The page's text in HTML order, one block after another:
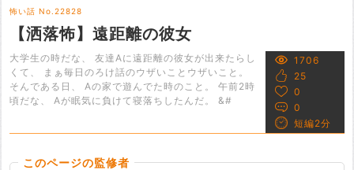
怖い話 No.22828
【洒落怖】遠距離の彼女
大学生の時だな、 友達Aに遠距離の彼女が出来たらし
くて、 まぁ毎日のろけ話のウザいことウザいこと。
そんである日、 Aの家で遊んでた時のこと。 午前2時
頃だな、 Aが眠気に負けて寝落ちしたんだ。 &#
1706
25
0
0
短編2分
このページの監修者